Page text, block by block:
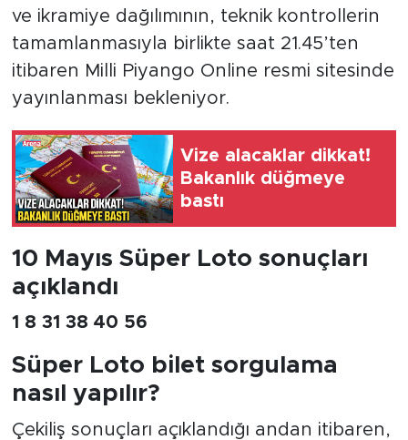
ve ikramiye dağılımının, teknik kontrollerin
tamamlanmasıyla birlikte saat 21.45’ten
itibaren Milli Piyango Online resmi sitesinde
yayınlanması bekleniyor.
Vize alacaklar dikkat!
Bakanlık düğmeye
bastı
10 Mayıs Süper Loto sonuçları
açıklandı
1 8 31 38 40 56
Süper Loto bilet sorgulama
nasıl yapılır?
Çekiliş sonuçları açıklandığı andan itibaren,